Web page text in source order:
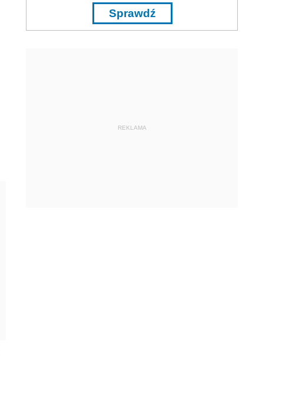
Sprawdź
REKLAMA